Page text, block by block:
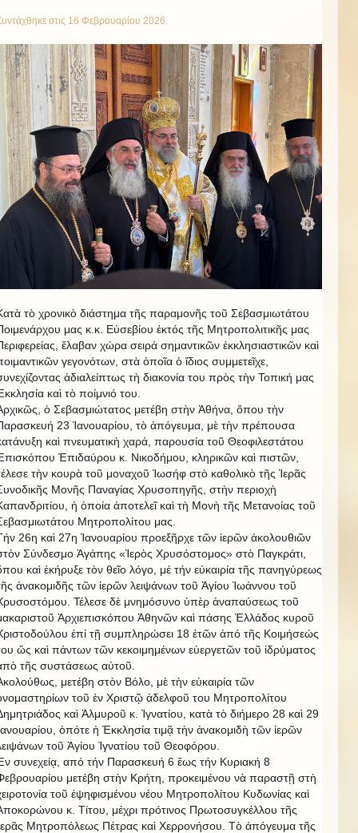
στις 16 Φεβρουαρίου 2026.
τὸ χρονικὸ διάστημα τῆς παραμονῆς τοῦ Σεβασμιωτάτου
μας κ.κ. Εὐσεβίου ἐκτός τῆς Μητροπολιτικῆς μας
ἔλαβαν χώρα σειρά σημαντικῶν ἐκκλησιαστικῶν καὶ
γεγονότων, στὰ ὁποῖα ὁ ἴδιος συμμετεῖχε,
ἀδιαλείπτως τὴ διακονία του πρὸς τὴν Τοπική μας
καὶ τὸ ποίμνιό του.
ὁ Σεβασμιώτατος μετέβη στὴν Ἀθήνα, ὅπου τὴν
23 Ἰανουαρίου, τὸ ἀπόγευμα, μὲ τὴν πρέπουσα
καὶ πνευματικὴ χαρά, παρουσία τοῦ Θεοφιλεστάτου
Ἐπιδαύρου κ. Νικοδήμου, κληρικῶν καὶ πιστῶν,
τὴν κουρὰ τοῦ μοναχοῦ Ἰωσήφ στὸ καθολικὸ τῆς Ἱερᾶς
Μονῆς Παναγίας Χρυσοπηγῆς, στὴν περιοχὴ
ἡ ὁποία ἀποτελεῖ καὶ τὴ Μονὴ τῆς Μετανοίας τοῦ
Μητροπολίτου μας.
26η καὶ 27η Ἰανουαρίου προεξῆρχε τῶν ἱερῶν ἀκολουθιῶν
Σύνδεσμο Ἀγάπης «Ἱερὸς Χρυσόστομος» στὸ Παγκράτι,
καὶ ἐκήρυξε τὸν θεῖο λόγο, μέ τήν εὐκαιρία τῆς πανηγύρεως
ἀνακομιδῆς τῶν ἱερῶν λειψάνων τοῦ Ἁγίου Ἰωάννου τοῦ
Τέλεσε δὲ μνημόσυνο ὑπὲρ ἀναπαύσεως τοῦ
Ἀρχιεπισκόπου Ἀθηνῶν καὶ πάσης Ἑλλάδος κυροῦ
ἐπί τῇ συμπληρώσει 18 ἐτῶν ἀπό τῆς Κοιμήσεώς
ὥς καὶ πάντων τῶν κεκοιμημένων εὐεργετῶν τοῦ ἰδρύματος
τῆς συστάσεως αὐτοῦ.
μετέβη στὸν Βόλο, μὲ τὴν εὐκαιρία τῶν
τοῦ ἐν Χριστῷ ἀδελφοῦ του Μητροπολίτου
καὶ Ἀλμυροῦ κ. Ἰγνατίου, κατὰ τὸ διήμερο 28 καὶ 29
ὁπότε ἡ Ἐκκλησία τιμᾷ τὴν ἀνακομιδὴ τῶν ἱερῶν
τοῦ Ἁγίου Ἰγνατίου τοῦ Θεοφόρου.
συνεχείᾳ, από τήν Παρασκευή 6 ἔως τήν Κυριακή 8
μετέβη στὴν Κρήτη, προκειμένου νὰ παραστῇ στὴ
τοῦ ἐψηφισμένου νέου Μητροπολίτου Κυδωνίας καὶ
κ. Τίτου, μέχρι πρότινος Πρωτοσυγκέλλου τῆς
Μητροπόλεως Πέτρας καὶ Χερρονήσου. Τὸ ἀπόγευμα τῆς